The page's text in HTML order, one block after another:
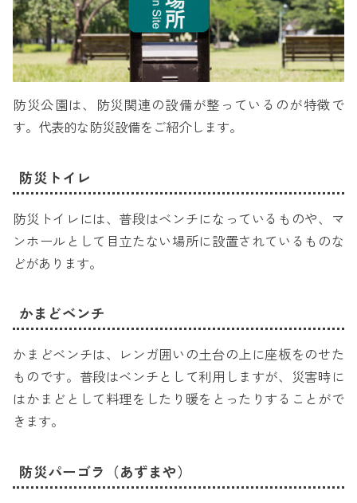
防災公園は、防災関連の設備が整っているのが特徴で
す。代表的な防災設備をご紹介します。
防災トイレ
防災トイレには、普段はベンチになっているものや、マ
ンホールとして目立たない場所に設置されているものな
どがあります。
かまどベンチ
かまどベンチは、レンガ囲いの土台の上に座板をのせた
ものです。普段はベンチとして利用しますが、災害時に
はかまどとして料理をしたり暖をとったりすることがで
きます。
防災パーゴラ（あずまや）